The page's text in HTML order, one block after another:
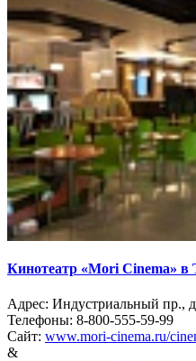
Кинотеатр «Mori Cinema»
Адрес: Индустриальный пр.,
Телефоны: 8-800-555-59-99
Сайт: www.mori-cinema.ru/
&